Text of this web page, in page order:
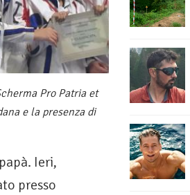
Pro Patria et
e la presenza di
Ieri,
presso